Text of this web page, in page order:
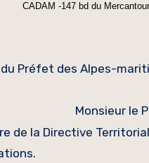
CADAM -147 bd du
Préfet des Alpes-
Monsieur le
de la Directive